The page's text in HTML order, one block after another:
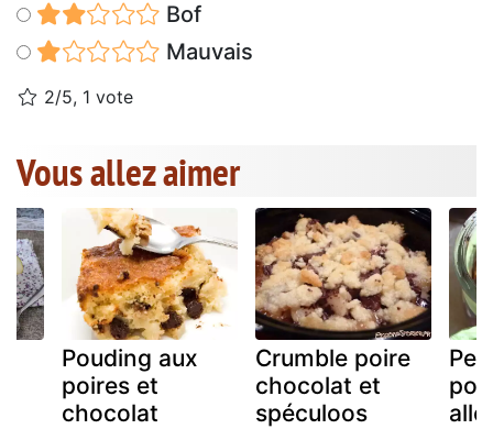
Bof
Mauvais
2/5, 1 vote
Vous allez aimer
Pouding aux
poires et
chocolat
Crumble poire
chocolat et
spéculoos